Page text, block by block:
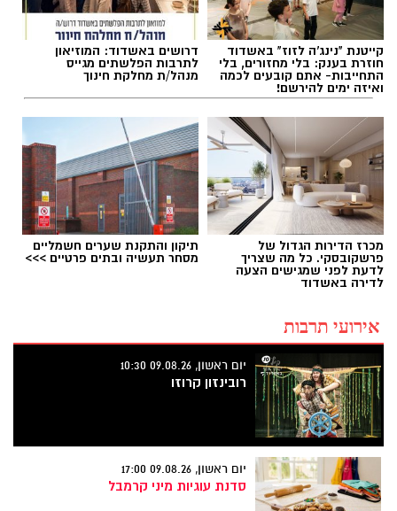
קייטנת "נינג'ה לזוז" באשדוד
חוזרת בענק: בלי מחזורים, בלי
התחייבות- אתם קובעים לכמה
ואיזה ימים להירשם!
דרושים באשדוד: המוזיאון
לתרבות הפלשתים מגייס
מנהל/ת מחלקת חינוך
מכרז הדירות הגדול של
פרשקובסקי. כל מה שצריך
לדעת לפני שמגישים הצעה
לדירה באשדוד
תיקון והתקנת שערים חשמליים
מסחר תעשיה ובתים פרטיים >>>
אירועי תרבות
יום ראשון, 09.08.26 10:30
רובינזון קרוזו
יום ראשון, 09.08.26 17:00
סדנת עוגיות מיני קרמבל